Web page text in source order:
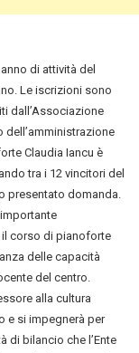
di attività del
Le iscrizioni sono
dall’Associazione
dell’amministrazione
Claudia Iancu è
tra i 12 vincitori del
presentato domanda.
corso di pianoforte
delle capacità
del centro.
alla cultura
e si impegnerà per
di bilancio che l’Ente